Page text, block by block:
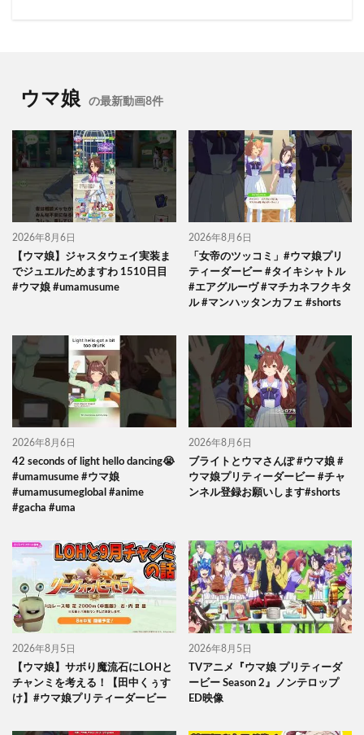
ウマ娘 の最新動画8件
2026年8月6日
【ウマ娘】ジャスタウェイ実装ま
でジュエルためますわ 1510日目
#ウマ娘 #umamusume
2026年8月6日
「女帝のツッコミ」#ウマ娘プリ
ティーダービー #タイキシャトル
#エアグルーヴ #マチカネフクキタ
ル #マンハッタンカフェ #shorts
2026年8月6日
42 seconds of light hello dancing😭
#umamusume #ウマ娘
#umamusumeglobal #anime
#gacha #uma
2026年8月6日
ブライトとウマさんぽ #ウマ娘 #
ウマ娘プリティーダービー #チャ
ンネル登録お願いします#shorts
2026年8月5日
【ウマ娘】サボり魔流石にLOHと
チャンミを考える！【田中くぅす
け】#ウマ娘プリティーダービー
2026年8月5日
TVアニメ『ウマ娘 プリティーダ
ービー Season 2』ノンテロップ
ED映像